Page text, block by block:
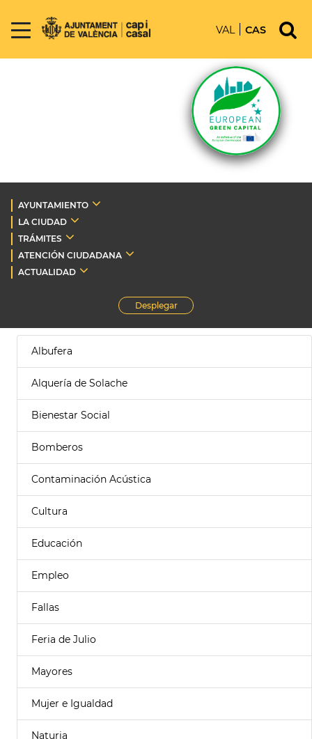
VAL CAS
AYUNTAMIENTO
LA CIUDAD
TRÁMITES
ATENCIÓN CIUDADANA
ACTUALIDAD
Desplegar
Albufera
Alquería de Solache
Bienestar Social
Bomberos
Contaminación Acústica
Cultura
Educación
Empleo
Fallas
Feria de Julio
Mayores
Mujer e Igualdad
Naturia